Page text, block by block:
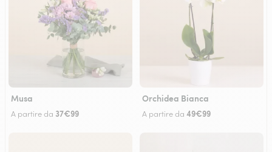
Musa
A partire da 37€99
Orchidea Bianca
A partire da 49€99